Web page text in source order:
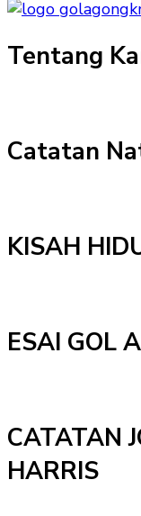
Tentang
Catatan
KISAH
ESAI GOL
CATATAN
HARRIS